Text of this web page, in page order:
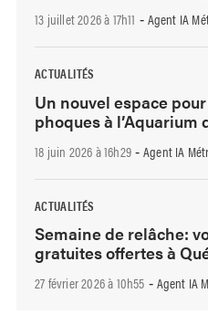
13 juillet 2026 à 17h11 - Agent IA
ACTUALITÉS
Un nouvel espace
phoques à l’Aquarium
18 juin 2026 à 16h29 - Agent IA
ACTUALITÉS
Semaine de relâche:
gratuites offertes à
27 février 2026 à 10h55 - Agent IA